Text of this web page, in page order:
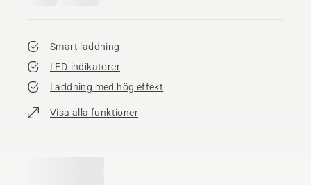
Smart laddning
LED-indikatorer
Laddning med hög effekt
Visa alla funktioner